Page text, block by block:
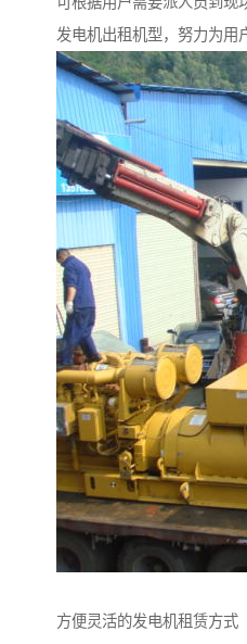
发电机出租机型，努力为用
方便灵活的发电机租赁方式